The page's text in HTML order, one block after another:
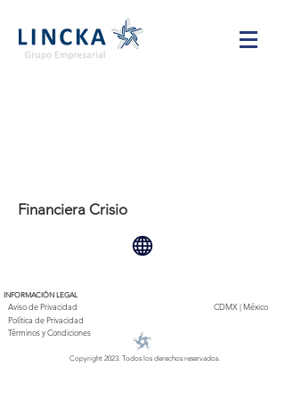
Financiera Crisio
INFORMACIÓN LEGAL
Aviso de Privacidad
Política de Privacidad
Términos y Condiciones
CDMX | México
Copyright 2023. Todos los derechos reservados.